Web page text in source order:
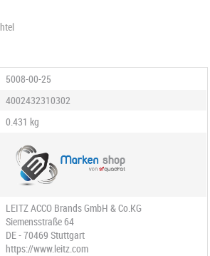
5008-00-25
4002432310302
0.431 kg
LEITZ ACCO Brands GmbH & Co.KG
Siemensstraße 64
DE - 70469 Stuttgart
https://www.leitz.com